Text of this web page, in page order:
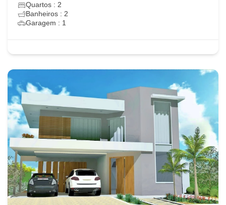
Quartos : 2
Banheiros : 2
Garagem : 1